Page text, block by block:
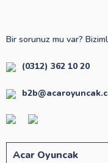
Bir sorunuz mu var?
(0312) 362 10 20
Acar Oyuncak